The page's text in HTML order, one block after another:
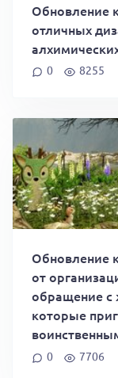
Обновление
отличных
0 8255
Обновление
от
обращение
которые
0 7706